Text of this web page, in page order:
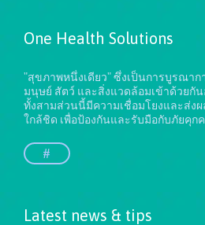
One Health Solutions
"สุขภาพหนึ่งเดียว" ซึ่งเป็นการบูรณา
มนุษย์ สัตว์ และสิ่งแวดล้อมเข้าด้วยกัน
ทั้งสามส่วนนี้มีความเชื่อมโยงและส่ง
ใกล้ชิด เพื่อป้องกันและรับมือกับภัยคุก
#
Latest news & tips